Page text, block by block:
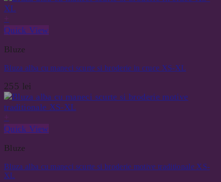
80 lei.
Quick View
Bluze
Bluza alba cu maneci scurte si broderie in cruce XS-XL
255 lei
Quick View
Bluze
Bluza alba cu maneci scurte si broderie motive traditionale XS-
XL